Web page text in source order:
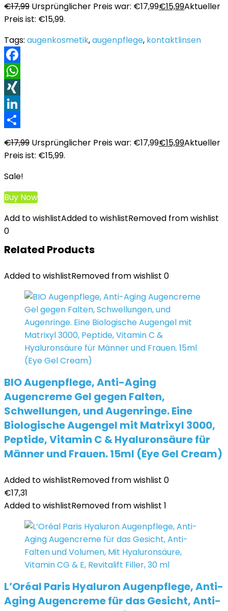
€17,99 Ursprünglicher Preis war: €17,99€15,99Aktueller
Preis ist: €15,99.
Tags: augenkosmetik,augenpflege, kontaktlinsen
Facebook
WhatsApp
XING
LinkedIn
€17,99 Ursprünglicher Preis war: €17,99€15,99Aktueller
Preis ist: €15,99.
Sale!
Buy Now
Add to wishlistAdded to wishlistRemoved from wishlist
0
Related Products
Added to wishlistRemoved from wishlist 0
BIO Augenpflege, Anti-Aging
Augencreme Gel gegen Falten,
Schwellungen, und Augenringe. Eine
Biologische Augengel mit Matrixyl 3000,
Peptide, Vitamin C & Hyaluronsäure für
Männer und Frauen. 15ml (Eye Gel Cream)
Added to wishlistRemoved from wishlist 0
€17,31
Added to wishlistRemoved from wishlist 1
L’Oréal Paris Hyaluron Augenpflege, Anti-
Aging Augencreme für das Gesicht, Anti-